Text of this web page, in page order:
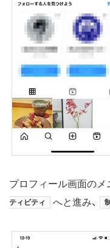
プロフィール画面のメ
ティビティ へと進み、